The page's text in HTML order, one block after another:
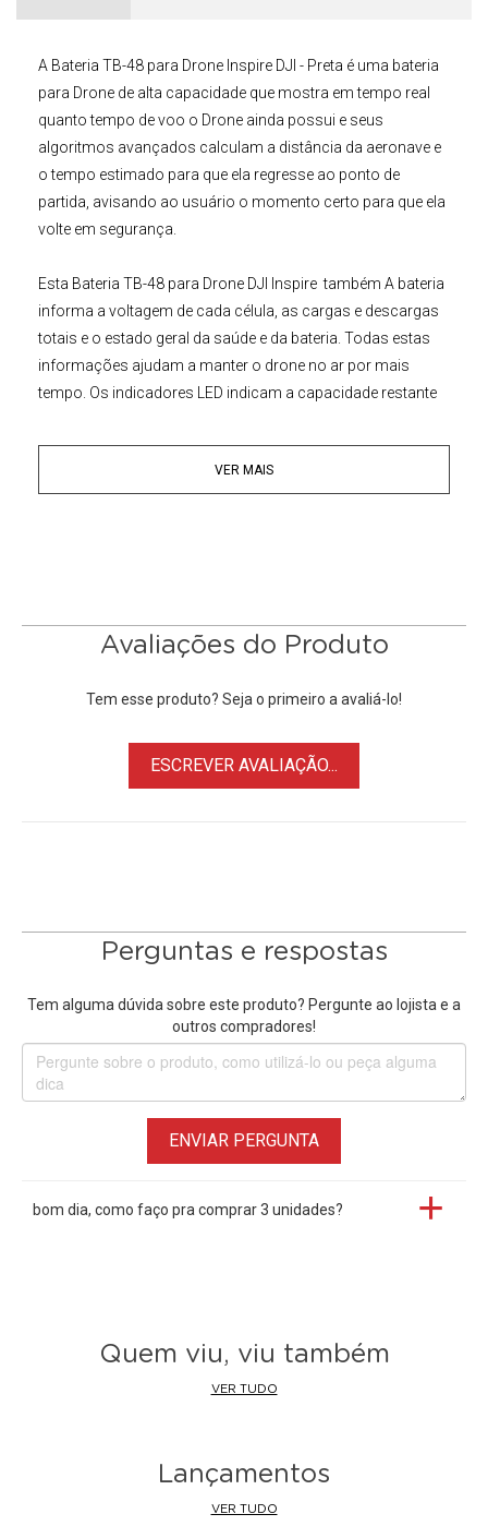
A Bateria TB-48 para Drone Inspire DJI - Preta é uma bateria
para Drone de alta capacidade que mostra em tempo real
quanto tempo de voo o Drone ainda possui e seus
algoritmos avançados calculam a distância da aeronave e
o tempo estimado para que ela regresse ao ponto de
partida, avisando ao usuário o momento certo para que ela
volte em segurança.
Esta Bateria TB-48 para Drone DJI Inspire também A bateria
informa a voltagem de cada célula, as cargas e descargas
totais e o estado geral da saúde e da bateria. Todas estas
informações ajudam a manter o drone no ar por mais
tempo. Os indicadores LED indicam a capacidade restante
exterior da aeronave.
VER MAIS
Avaliações do Produto
Tem esse produto? Seja o primeiro a avaliá-lo!
ESCREVER AVALIAÇÃO...
Perguntas e respostas
Tem alguma dúvida sobre este produto? Pergunte ao lojista e a
outros compradores!
ENVIAR PERGUNTA
bom dia, como faço pra comprar 3 unidades?
Quem viu, viu também
VER TUDO
Lançamentos
VER TUDO